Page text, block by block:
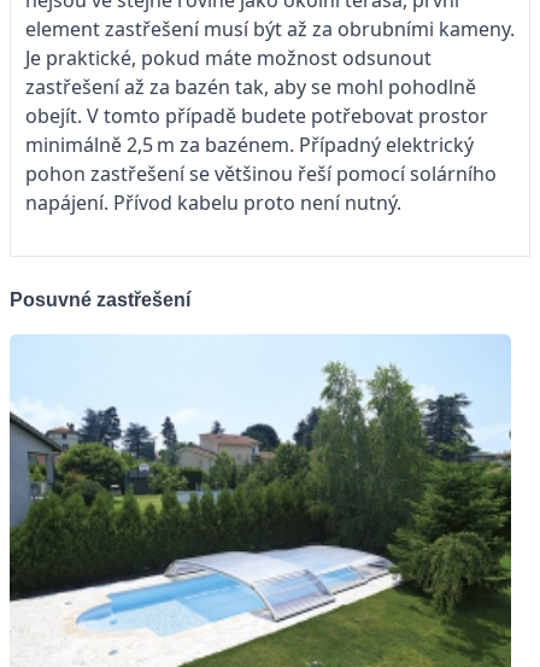
element zastřešení musí být až za obrubními kameny.
Je praktické, pokud máte možnost odsunout
zastřešení až za bazén tak, aby se mohl pohodlně
obejít. V tomto případě budete potřebovat prostor
minimálně 2,5 m za bazénem. Případný elektrický
pohon zastřešení se většinou řeší pomocí solárního
napájení. Přívod kabelu proto není nutný.
Posuvné zastřešení